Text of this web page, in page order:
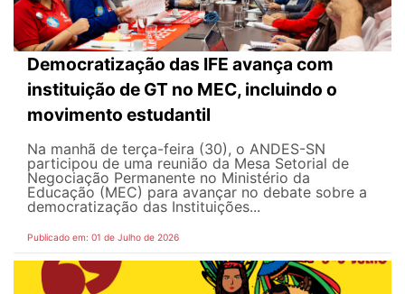
Democratização das IFE avança com
instituição de GT no MEC, incluindo o
movimento estudantil
Na manhã de terça-feira (30), o ANDES-SN
participou de uma reunião da Mesa Setorial de
Negociação Permanente no Ministério da
Educação (MEC) para avançar no debate sobre a
democratização das Instituições...
Publicado em: 01 de Julho de 2026